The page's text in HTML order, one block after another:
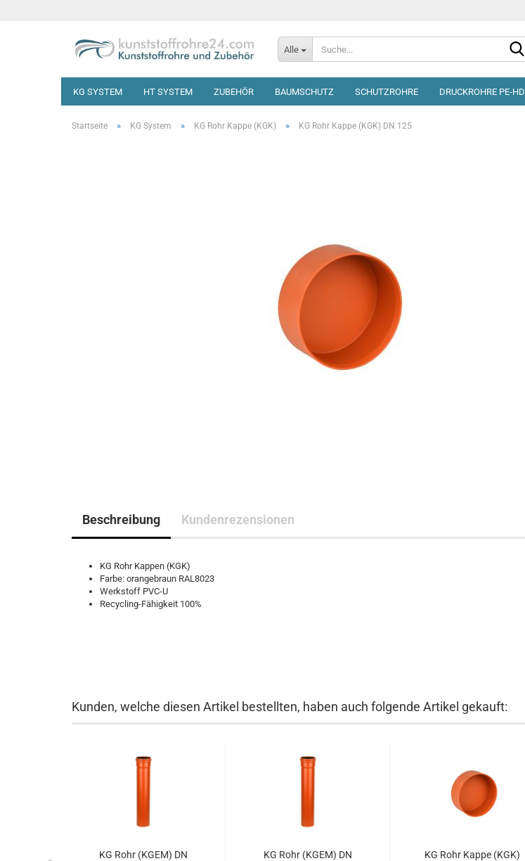
Alle
KG SYSTEM HT SYSTEM ZUBEHÖR BAUMSCHUTZ SCHUTZROHRE DRUCKROHRE PE-HD
Startseite » KG System » KG Rohr Kappe (KGK) » KG Rohr Kappe (KGK) DN 125
Beschreibung Kundenrezensionen
KG Rohr Kappen (KGK)
Farbe: orangebraun RAL8023
Werkstoff PVC-U
Recycling-Fähigkeit 100%
Kunden, welche diesen Artikel bestellten, haben auch folgende Artikel gekauft:
KG Rohr (KGEM) DN
KG Rohr (KGEM) DN
KG Rohr Kappe (KGK)